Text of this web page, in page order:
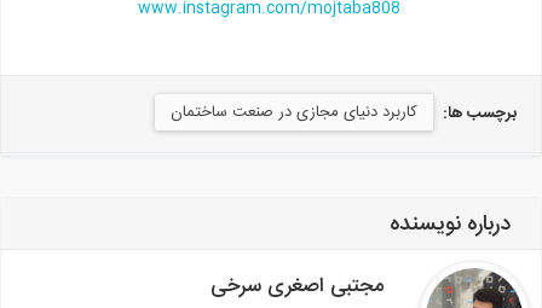
www.instagram.com/mojtaba808
برچسب ها: کاربرد دنیای مجازی در صنعت ساختمان
درباره نویسنده
مجتبی اصغری سرخی